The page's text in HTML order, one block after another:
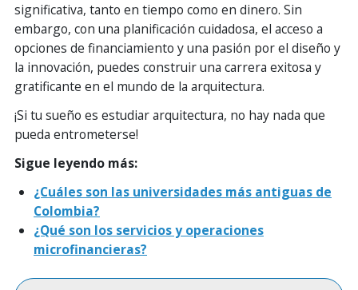
significativa, tanto en tiempo como en dinero. Sin
embargo, con una planificación cuidadosa, el acceso a
opciones de financiamiento y una pasión por el diseño y
la innovación, puedes construir una carrera exitosa y
gratificante en el mundo de la arquitectura.
¡Si tu sueño es estudiar arquitectura, no hay nada que
pueda entrometerse!
Sigue leyendo más:
¿Cuáles son las universidades más antiguas de
Colombia?
¿Qué son los servicios y operaciones
microfinancieras?